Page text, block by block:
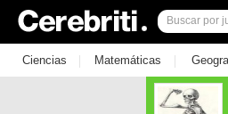
Ciencias | Matemáticas |